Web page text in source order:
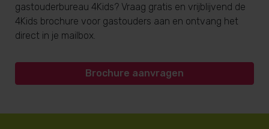
gastouderbureau 4Kids? Vraag gratis en vrijblijvend de
4Kids brochure voor gastouders aan en ontvang het
direct in je mailbox.
Brochure aanvragen